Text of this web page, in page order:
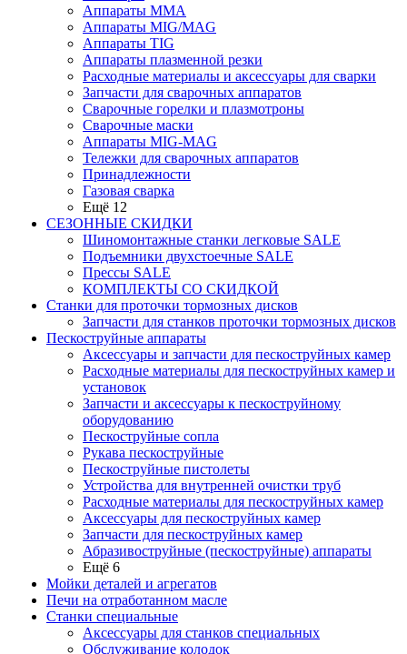
Аппараты MMA
Аппараты MIG/MAG
Аппараты TIG
Аппараты плазменной резки
Расходные материалы и аксессуары для сварки
Запчасти для сварочных аппаратов
Сварочные горелки и плазмотроны
Сварочные маски
Аппараты MIG-MAG
Тележки для сварочных аппаратов
Принадлежности
Газовая сварка
Ещё 12
СЕЗОННЫЕ СКИДКИ
Шиномонтажные станки легковые SALE
Подъемники двухстоечные SALE
Прессы SALE
КОМПЛЕКТЫ СО СКИДКОЙ
Станки для проточки тормозных дисков
Запчасти для станков проточки тормозных дисков
Пескоструйные аппараты
Аксессуары и запчасти для пескоструйных камер
Расходные материалы для пескоструйных камер и
установок
Запчасти и аксессуары к пескоструйному
оборудованию
Пескоструйные сопла
Рукава пескоструйные
Пескоструйные пистолеты
Устройства для внутренней очистки труб
Расходные материалы для пескоструйных камер
Аксессуары для пескоструйных камер
Запчасти для пескоструйных камер
Абразивоструйные (пескоструйные) аппараты
Ещё 6
Мойки деталей и агрегатов
Печи на отработанном масле
Станки специальные
Аксессуары для станков специальных
Обслуживание колодок